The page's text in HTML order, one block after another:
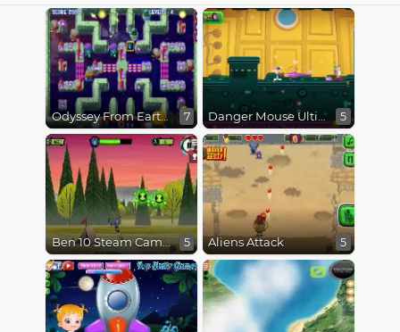
Odyssey From Earth To Space 7 Danger Mouse Ultimate 5
Ben 10 Steam Camp 5 Aliens Attack 5